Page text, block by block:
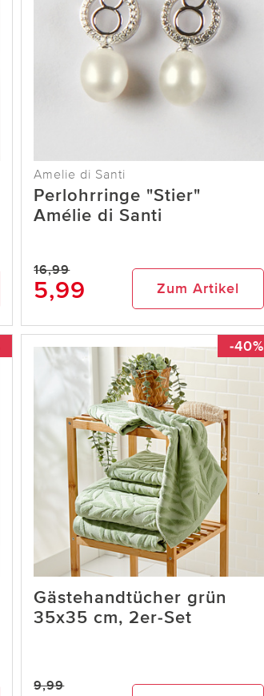
Amelie di Santi
Perlohrringe "Stier"
Amélie di Santi
16,99
5,99 Zum Artikel
-40%
Gästehandtücher grün
35x35 cm, 2er-Set
9,99